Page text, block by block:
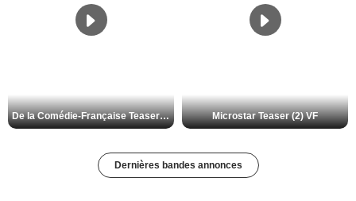
De la Comédie-Française Teaser (3) VF Microstar Teaser (2) VF
Dernières bandes annonces